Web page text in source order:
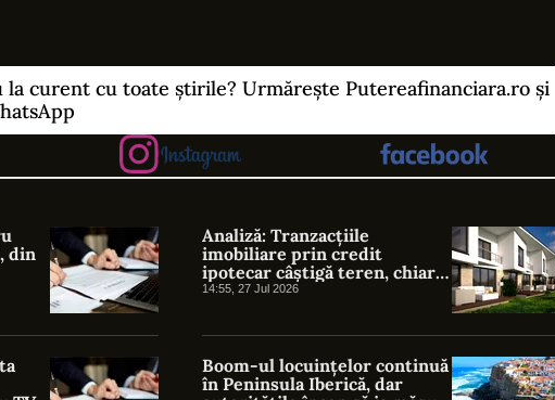
la curent cu toate știrile? Urmărește Putereafinanciara.ro și
din
Analiză: Tranzacțiile
imobiliare prin credit
ipotecar câștigă teren, chiar
dacă vânzările de locuințe
14:55, 27 Jul 2026
Boom-ul locuințelor continuă
în Peninsula Iberică, dar